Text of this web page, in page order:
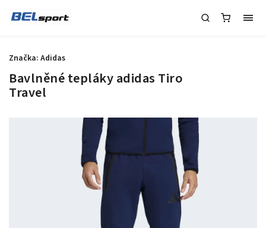
Bavlněné tepláky adidas Tiro
Travel
Značka: Adidas